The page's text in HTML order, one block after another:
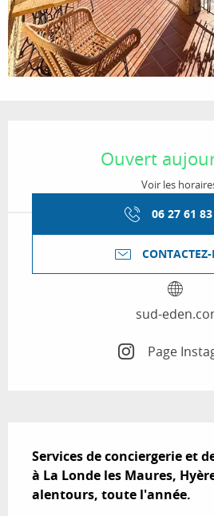
Ouvert
Voir les
06 27 61 83
sud-
Page
Services de conciergerie et
à La Londe les Maures,
alentours, toute l'année.